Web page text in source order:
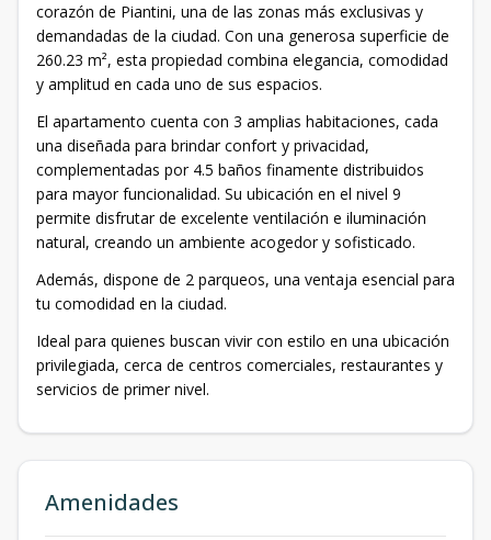
corazón de Piantini, una de las zonas más exclusivas y
demandadas de la ciudad. Con una generosa superficie de
260.23 m², esta propiedad combina elegancia, comodidad
y amplitud en cada uno de sus espacios.
El apartamento cuenta con 3 amplias habitaciones, cada
una diseñada para brindar confort y privacidad,
complementadas por 4.5 baños finamente distribuidos
para mayor funcionalidad. Su ubicación en el nivel 9
permite disfrutar de excelente ventilación e iluminación
natural, creando un ambiente acogedor y sofisticado.
Además, dispone de 2 parqueos, una ventaja esencial para
tu comodidad en la ciudad.
Ideal para quienes buscan vivir con estilo en una ubicación
privilegiada, cerca de centros comerciales, restaurantes y
servicios de primer nivel.
Amenidades